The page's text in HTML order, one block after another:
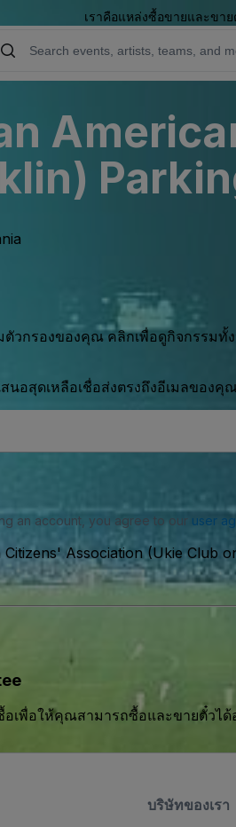
เราคือแหล่งซื้อขายและขา
วกรองของคุณ คลิกเพื่อดูกิจกรรมทั้
นอสุดเหลือเชื่อส่งตรงถึงอีเมลของคุณ
an account, you agree to our user
Association (Ukie Club
เพื่อให้คุณสามารถซื้อและขายตั๋วได้
บริษัทของเรา